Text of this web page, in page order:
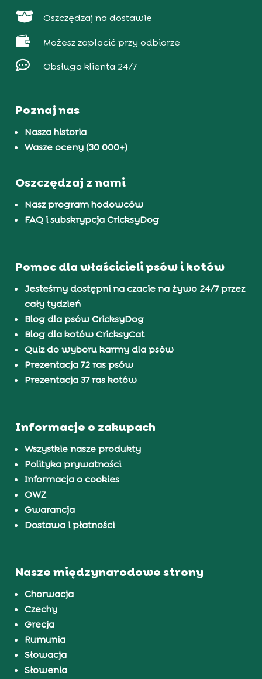
 Oszczędzaj na dostawie
 Możesz zapłacić przy odbiorze
 Obsługa klienta 24/7
Poznaj nas
Nasza historia
Wasze oceny (30 000+)
Oszczędzaj z nami
Nasz program hodowców
FAQ i subskrypcja CricksyDog
Pomoc dla właścicieli psów i kotów
Jesteśmy dostępni na czacie na żywo 24/7 przez
cały tydzień
Blog dla psów CricksyDog
Blog dla kotów CricksyCat
Quiz do wyboru karmy dla psów
Prezentacja 72 ras psów
Prezentacja 37 ras kotów
Informacje o zakupach
Wszystkie nasze produkty
Polityka prywatności
Informacja o cookies
OWZ
Gwarancja
Dostawa i płatności
Nasze międzynarodowe strony
Chorwacja
Czechy
Grecja
Rumunia
Słowacja
Słowenia